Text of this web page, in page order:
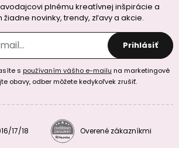
plnému kreatívnej inšpirácie a
žiadne novinky, trendy, zľavy a akcie.
Prihlásiť
s používaním vášho e-mailu na marketingové
obavy, odber môžete kedykoľvek zrušiť.
17/18 Overené zákazníkmi